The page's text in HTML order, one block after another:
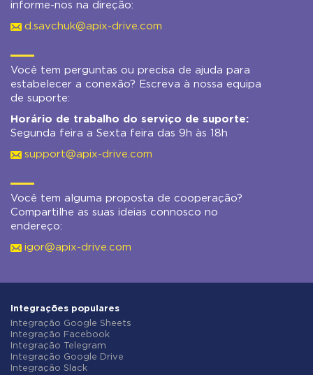
informe-nos na direção:
d.savchuk@apix-drive.com
Você tem perguntas ou precisa de ajuda para
estabelecer a conexão? Escreva à nossa equipa
de suporte:
Horário de trabalho do serviço de suporte:
Segunda feira a Sexta feira das 9h às 18h
support@apix-drive.com
Você tem alguma proposta de cooperação?
Compartilhe as suas ideias connosco no
endereço:
igor@apix-drive.com
Integrações populares
Integração Google Sheets
Integração Facebook
Integração Telegram
Integração Google Drive
Integração Slack